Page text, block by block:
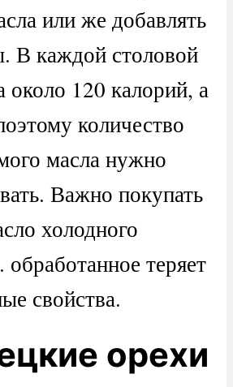
или же добавлять
В каждой столовой
около 120 калорий, а
количество
масла нужно
Важно покупать
холодного
теряет
свойства.
орехи